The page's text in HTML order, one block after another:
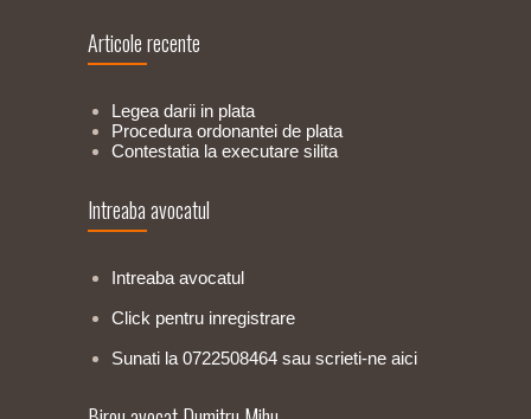
Articole recente
Legea darii in plata
Procedura ordonantei de plata
Contestatia la executare silita
Intreaba avocatul
Intreaba avocatul
Click pentru inregistrare
Sunati la 0722508464 sau scrieti-ne aici